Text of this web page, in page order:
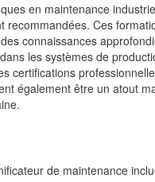
en maintenance
recommandées. Ces
connaissances
les systèmes de
certifications
également être un atout
de maintenance